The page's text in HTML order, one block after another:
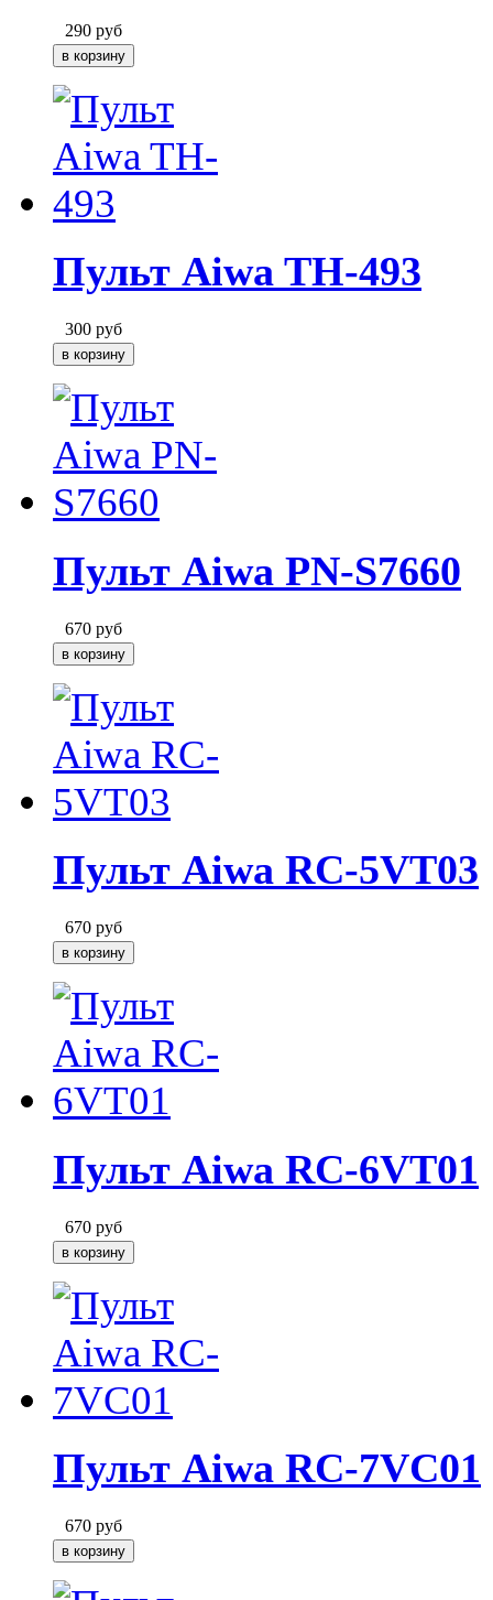
290 руб
Пульт Aiwa TH-493
300 руб
Пульт Aiwa PN-S7660
670 руб
Пульт Aiwa RC-5VT03
670 руб
Пульт Aiwa RC-6VT01
670 руб
Пульт Aiwa RC-7VC01
670 руб